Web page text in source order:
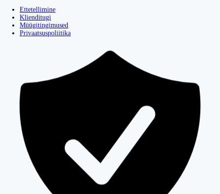
Ettetellimine
Klienditugi
Müügitingimused
Privaatsuspoliitika